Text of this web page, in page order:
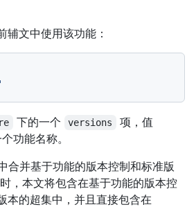
辅文中使用该功能：
下的一个 versions 项，值
功能名称。
并基于功能的版本控制和标准版
，本文将包含在基于功能的版本控
本的超集中，并且直接包含在